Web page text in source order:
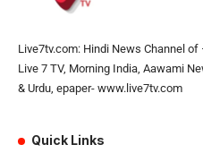
Live7tv.com: Hindi News Channel
Live 7 TV, Morning India, Aawami
& Urdu, epaper- www.live7tv.com
Quick Links